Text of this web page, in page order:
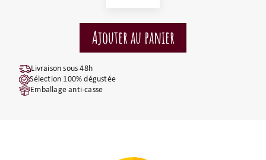
Livraison sous 48h
Sélection 100% dégustée
Emballage anti-casse